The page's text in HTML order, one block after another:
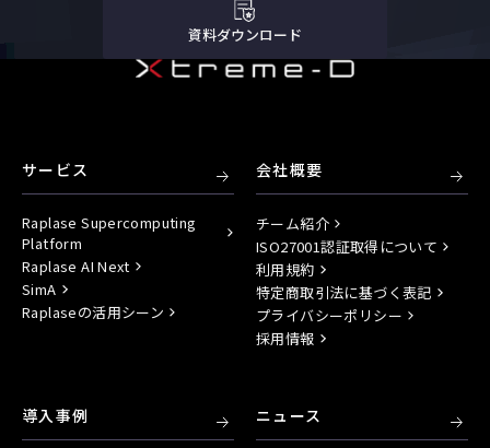
資料ダウンロード
サービス
Raplase Supercomputing
Platform
Raplase AI Next
SimA
Raplaseの活用シーン
会社概要
チーム紹介
ISO27001認証取得について
利用規約
特定商取引法に基づく表記
プライバシーポリシー
採用情報
導入事例 ニュース